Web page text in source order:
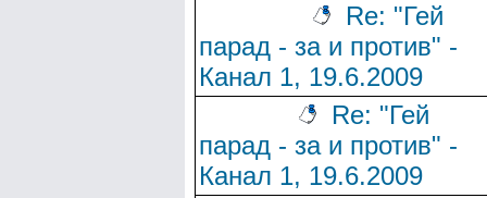
Re: "Гей
парад - за и против" -
Канал 1, 19.6.2009
Re: "Гей
парад - за и против" -
Канал 1, 19.6.2009